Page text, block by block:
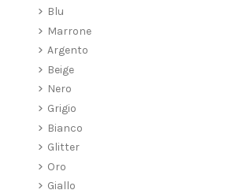
Blu
Marrone
Argento
Beige
Nero
Grigio
Bianco
Glitter
Oro
Giallo